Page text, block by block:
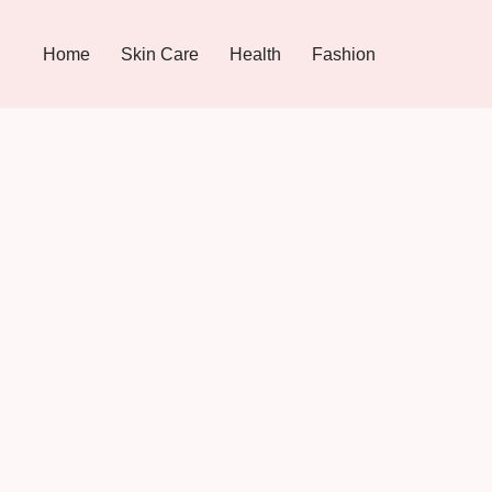
Home Skin Care Health Fashion